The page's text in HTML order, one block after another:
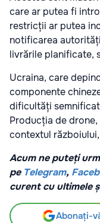
care ar putea fi
restricții ar putea
notificarea
livrările planificate,
Ucraina, care
componente
dificultăți
Producția de
contextul
Acum ne puteți
pe Telegram,
curent cu ultimele
Abonați-